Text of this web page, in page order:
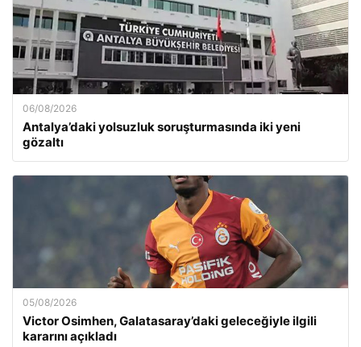
06/08/2026
Antalya’daki yolsuzluk soruşturmasında iki yeni
gözaltı
05/08/2026
Victor Osimhen, Galatasaray’daki geleceğiyle ilgili
kararını açıkladı